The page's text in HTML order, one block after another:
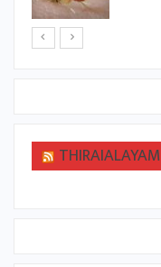
THIRAIALAYAM